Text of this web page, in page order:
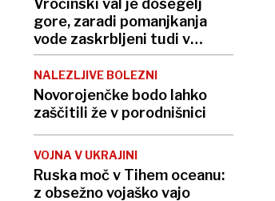
Vročinski val je dosegelj
gore, zaradi pomanjkanja
vode zaskrbljeni tudi v
kočah
NALEZLJIVE BOLEZNI
Novorojenčke bodo lahko
zaščitili že v porodnišnici
VOJNA V UKRAJINI
Ruska moč v Tihem oceanu:
z obsežno vojaško vajo